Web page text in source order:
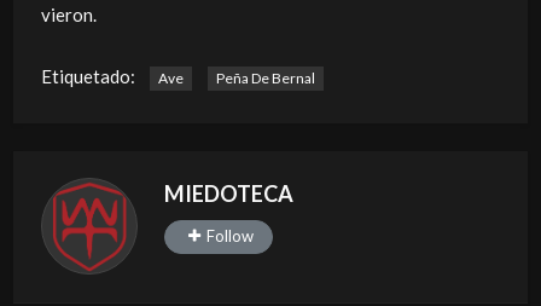
vieron.
Etiquetado: Ave Peña De Bernal
MIEDOTECA
Follow